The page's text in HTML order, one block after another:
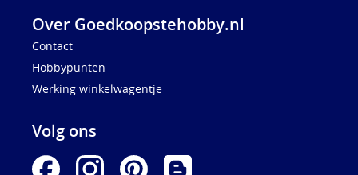
Over Goedkoopstehobby.nl
Contact
Hobbypunten
Werking winkelwagentje
Volg ons